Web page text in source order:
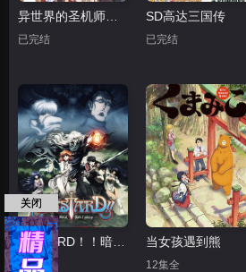
已完结
SD高达三国传
已完结
全集
当女孩遇到熊
12集全
关闭